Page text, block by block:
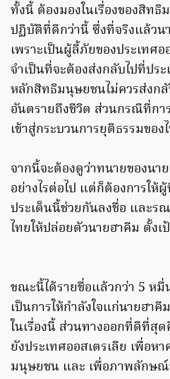
ทั้งนี้ ต้องมองในเรื่องของสิท
ปฏิบัติที่ดีกว่านี้ ซึ่งที่จริงแล้วน
เพราะเป็นผู้ลี้ภัยของประเทศ
จำเป็นที่จะต้องส่งกลับไปที่ปร
หลักสิทธิมนุษยชนไม่ควรส่งก
อันตรายถึงชีวิต ส่วนกรณีที่กา
เข้าสู่กระบวนการยุติธรรมของ
จากนี้จะต้องดูว่าทนายของนา
อย่างไรต่อไป แต่ก็ต้องการใ
ประเด็นนี้ช่วยกันลงชื่อ และร
ไทยให้ปล่อยตัวนายฮาคีม ตั้งเ
ขณะนี้ได้รายชื่อแล้วกว่า 5 หมื่
เป็นการให้กำลังใจแก่นายฮา
ในเรื่องนี้ ส่วนทางออกที่ดีที่สุ
ยังประเทศออสเตรเลีย เพื่อ
มนุษยชน และ เพื่อภาพลักษณ์